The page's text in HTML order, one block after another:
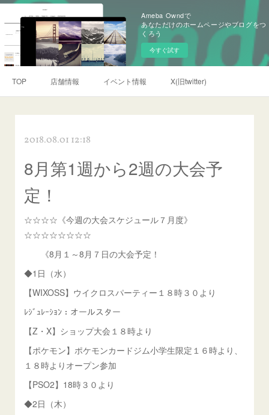
Ameba Owndで
あなただけのホームページやブログをつ
くろう
今すぐ試す
TOP 店舗情報 イベント情報 X(旧twitter)
2018.08.01 12:18
8月第1週から2週の大会予
定！
☆☆☆☆《今週の大会スケジュール７月度》
☆☆☆☆☆☆☆☆
《8月１～8月７日の大会予定！
◆1日（水）
【WIXOSS】ウイクロスパーティー１８時３０より
ﾚｼﾞｭﾚｰｼｮﾝ：オールスター
【Z・X】ショップ大会１８時より
【ポケモン】ポケモンカードジム小学生限定１６時より、
１８時よりオープン参加
【PSO2】18時３０より
◆2日（木）